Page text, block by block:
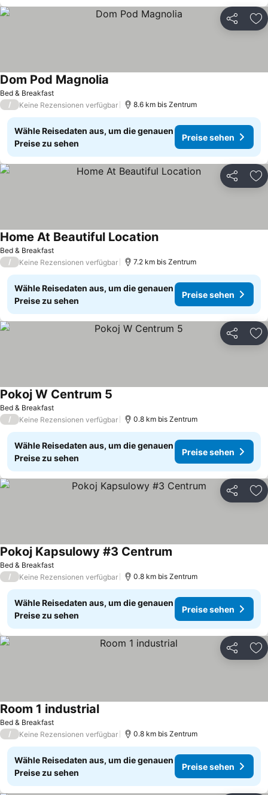
Teilen
Bed & Breakfast
Dom Pod Magnolia
/ Keine Rezensionen verfügbar 8.6 km bis Zentrum
Wähle Reisedaten aus, um die genauen
Preise zu sehen
Preise sehen
Teilen
Bed & Breakfast
Home At Beautiful Location
/ Keine Rezensionen verfügbar 7.2 km bis Zentrum
Wähle Reisedaten aus, um die genauen
Preise zu sehen
Preise sehen
Teilen
Bed & Breakfast
Pokoj W Centrum 5
/ Keine Rezensionen verfügbar 0.8 km bis Zentrum
Wähle Reisedaten aus, um die genauen
Preise zu sehen
Preise sehen
Teilen
Bed & Breakfast
Pokoj Kapsulowy #3 Centrum
/ Keine Rezensionen verfügbar 0.8 km bis Zentrum
Wähle Reisedaten aus, um die genauen
Preise zu sehen
Preise sehen
Teilen
Bed & Breakfast
Room 1 industrial
/ Keine Rezensionen verfügbar 0.8 km bis Zentrum
Wähle Reisedaten aus, um die genauen
Preise zu sehen
Preise sehen